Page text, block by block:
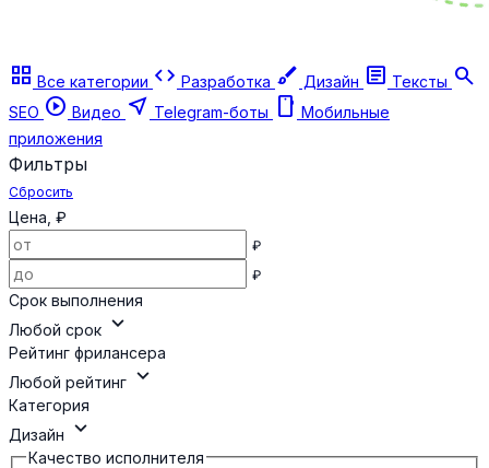
grid_view Все категории code Разработка brush Дизайн article Тексты search
SEO play_circle Видео near_me Telegram-боты smartphone Мобильные
приложения
Фильтры
Сбросить
Цена, ₽
₽
₽
Срок выполнения
Любой срок expand_more
Рейтинг фрилансера
Любой рейтинг expand_more
Категория
Дизайн expand_more
Качество исполнителя